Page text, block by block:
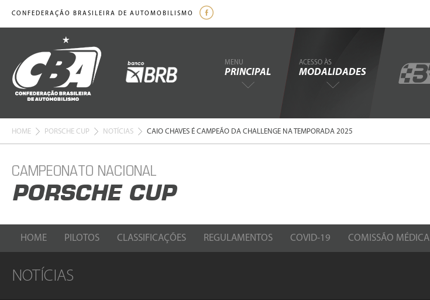
CONFEDERAÇÃO BRASILEIRA DE AUTOMOBILISMO
MENU
PRINCIPAL
ACESSO ÀS
MODALIDADES
HOME PORSCHE CUP NOTÍCIAS CAIO CHAVES É CAMPEÃO DA CHALLENGE NA TEMPORADA 2025
CAMPEONATO NACIONAL
PORSCHE CUP
HOME PILOTOS CLASSIFICAÇÕES REGULAMENTOS COVID-19 COMISSÃO MÉDICA
NOTÍCIAS